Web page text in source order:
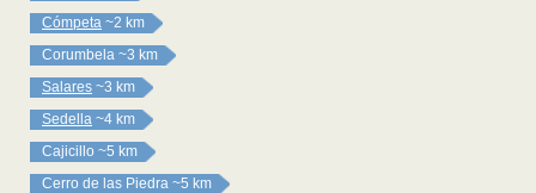
Cómpeta ~2 km
Corumbela ~3 km
Salares ~3 km
Sedella ~4 km
Cajicillo ~5 km
Cerro de las Piedra ~5 km